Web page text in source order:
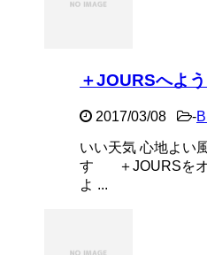
＋JOURSへよう
2017/03/08 -
いい天気 心地よい
す ＋JOURSをオ
よ ...